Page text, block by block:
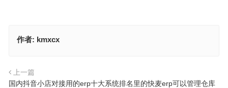
作者: kmxcx
上一篇
国内抖音小店对接用的erp十大系统排名里的快麦erp可以管理仓库